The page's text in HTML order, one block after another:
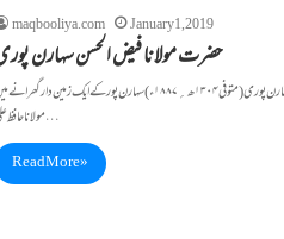
maqbooliya.com January 1, 2019
حضرت مولانا فیض الحسن سہارن
حضرت مولانا فیض الحسن سہارن پوری (متوفی ۱۳۰۴ھ ؍۱۸۸۷ء) سہارن پور کے ایک زمین دار
مولانا حافظ علی…
Read More »